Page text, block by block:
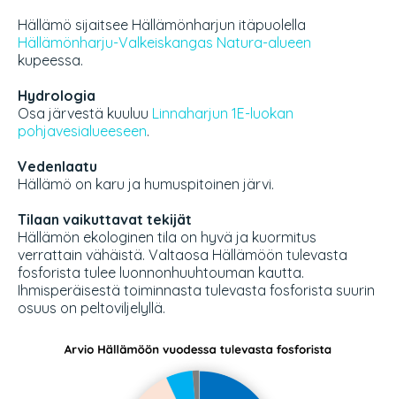
Hällämö sijaitsee Hällämönharjun itäpuolella
Hällämönharju-Valkeiskangas Natura-alueen
kupeessa.
Hydrologia
Osa järvestä kuuluu Linnaharjun 1E-luokan
pohjavesialueeseen.
Vedenlaatu
Hällämö on karu ja humuspitoinen järvi.
Tilaan vaikuttavat tekijät
Hällämön ekologinen tila on hyvä ja kuormitus
verrattain vähäistä. Valtaosa Hällämöön tulevasta
fosforista tulee luonnonhuuhtouman kautta.
Ihmisperäisestä toiminnasta tulevasta fosforista suurin
osuus on peltoviljelyllä.